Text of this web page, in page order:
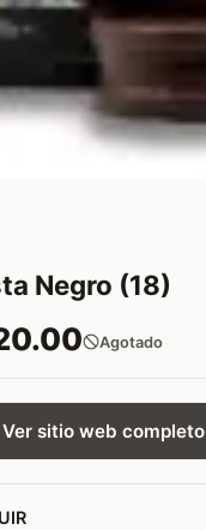
Negro (18)
Agotado
Ver sitio web completo